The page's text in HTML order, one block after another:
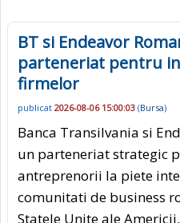
BT si Endeavor
parteneriat pentru
firmelor
publicat 2026-08-06 15:00:03 (Bursa)
Banca Transilvania si
un parteneriat strategic
antreprenorii la piete
comunitati de business
Statele Unite ale